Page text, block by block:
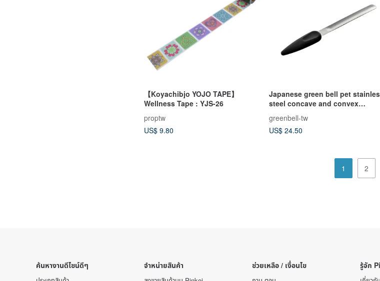
【Koyachibjo YOJO TAPE】
Wellness Tape : YJS-26
proptw
US$ 9.80
Japanese green bell pet
steel concave and convex
003)
greenbell-tw
US$ 24.50
1 2
ค้นหางานดีไซน์ดีๆ จำหน่ายสินค้า ช่วยเหลือ / เงื่อนไข รู้จัก